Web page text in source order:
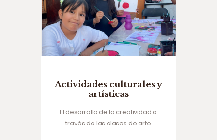
Actividades culturales y
artísticas
El desarrollo de la creatividad a
través de las clases de arte